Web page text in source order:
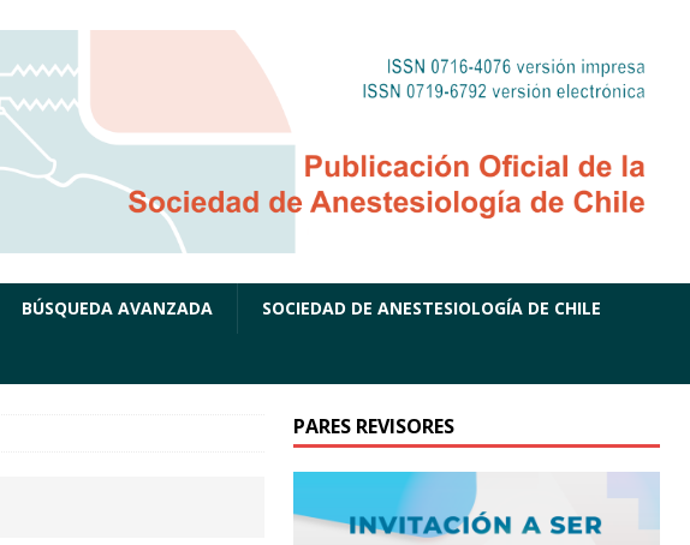
BÚSQUEDA AVANZADA SOCIEDAD DE ANESTESIOLOGÍA DE CHILE
PARES REVISORES